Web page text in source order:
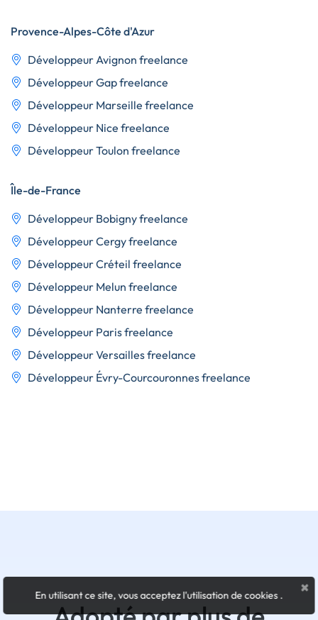
Provence-Alpes-Côte d'Azur
Développeur Avignon freelance
Développeur Gap freelance
Développeur Marseille freelance
Développeur Nice freelance
Développeur Toulon freelance
Île-de-France
Développeur Bobigny freelance
Développeur Cergy freelance
Développeur Créteil freelance
Développeur Melun freelance
Développeur Nanterre freelance
Développeur Paris freelance
Développeur Versailles freelance
Développeur Évry-Courcouronnes freelance
×
En utilisant ce site, vous acceptez l'utilisation de cookies.